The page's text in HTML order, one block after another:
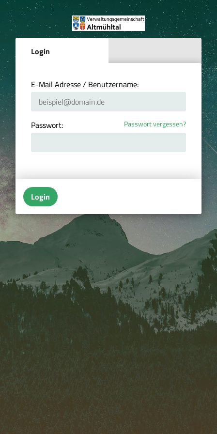
Login
E-Mail Adresse / Benutzername:
Passwort: Passwort vergessen?
Login